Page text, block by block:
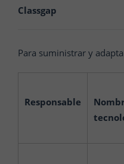
Classgap
Para suministrar y
Responsable